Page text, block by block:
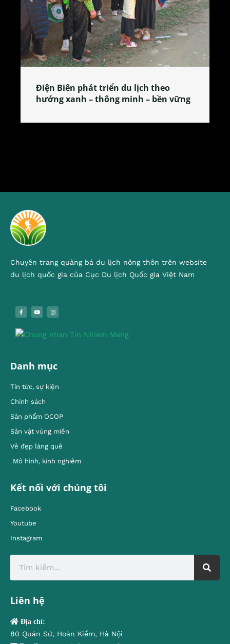
du lịch theo
minh – bền vững
Làng làm bánh tẻ Phú
tỏa đặc sản xứ Đoài
Chuyên trang quảng bá du lịch nông thôn trên website
du lịch quốc gia của Cục Du lịch Quốc gia Việt Nam
Danh mục
Tin tức, sự kiện
Chính sách
Sản phẩm OCOP
Sản vật vùng miền
Vẻ đẹp làng quê
Mô hình, kinh nghiêm
Kết nối với chúng tôi
Facebook
Youtube
Instagram
Liên hệ
Địa chỉ:
80 Quán Sứ, Hoàn Kiếm, Hà Nội